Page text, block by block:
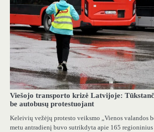
Viešojo transporto krizė Latvijoje:
be autobusų protestuojant
Keleivių vežėjų protesto veiksmo „Vienos valandos
metu antradienį buvo sutrikdyta apie 165 regioninius